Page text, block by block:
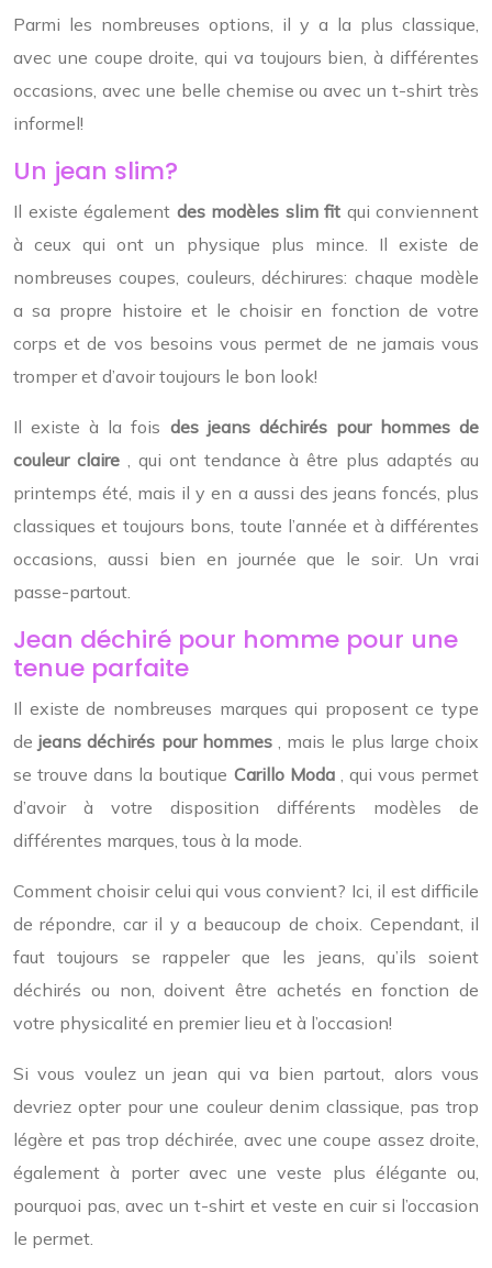
Parmi les nombreuses options, il y a la plus classique,
avec une coupe droite, qui va toujours bien, à différentes
occasions, avec une belle chemise ou avec un t-shirt très
informel!
Un jean slim?
Il existe également des modèles slim fit qui conviennent
à ceux qui ont un physique plus mince. Il existe de
nombreuses coupes, couleurs, déchirures: chaque modèle
a sa propre histoire et le choisir en fonction de votre
corps et de vos besoins vous permet de ne jamais vous
tromper et d’avoir toujours le bon look!
Il existe à la fois des jeans déchirés pour hommes de
couleur claire , qui ont tendance à être plus adaptés au
printemps été, mais il y en a aussi des jeans foncés, plus
classiques et toujours bons, toute l’année et à différentes
occasions, aussi bien en journée que le soir. Un vrai
passe-partout.
Jean déchiré pour homme pour une
tenue parfaite
Il existe de nombreuses marques qui proposent ce type
dejeans déchirés pour hommes, mais le plus large choix
se trouve dans la boutique Carillo Moda, qui vous permet
d’avoir à votre disposition différents modèles de
différentes marques, tous à la mode.
Comment choisir celui qui vous convient? Ici, il est difficile
de répondre, car il y a beaucoup de choix. Cependant, il
faut toujours se rappeler que les jeans, qu’ils soient
déchirés ou non, doivent être achetés en fonction de
votre physicalité en premier lieu et à l’occasion!
Si vous voulez un jean qui va bien partout, alors vous
devriez opter pour une couleur denim classique, pas trop
légère et pas trop déchirée, avec une coupe assez droite,
également à porter avec une veste plus élégante ou,
pourquoi pas, avec un t-shirt et veste en cuir si l’occasion
le permet.